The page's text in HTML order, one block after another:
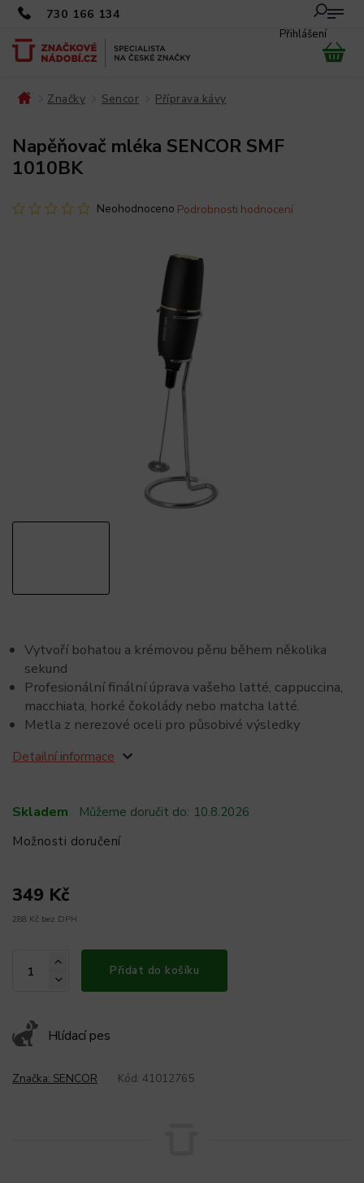
730 166 134
Přihlášení
Značky Sencor Příprava kávy
Napěňovač mléka SENCOR SMF
1010BK
Neohodnoceno Podrobnosti hodnocení
Skladem Můžeme doručit do: 10.8.2026
Možnosti doručení
349 Kč
288 Kč bez DPH
Přidat do košíku
Hlídací pes
Vytvoří bohatou a krémovou pěnu během několika
sekund
Profesionální finální úprava vašeho latté, cappuccina,
macchiata, horké čokolády nebo matcha latté.
Metla z nerezové oceli pro působivé výsledky
Detailní informace
Značka: SENCOR Kód: 41012765